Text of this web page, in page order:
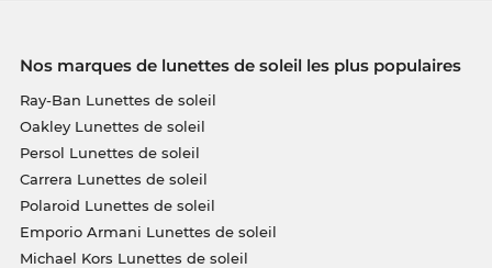
Nos marques de lunettes de soleil les plus populaires
Ray-Ban Lunettes de soleil
Oakley Lunettes de soleil
Persol Lunettes de soleil
Carrera Lunettes de soleil
Polaroid Lunettes de soleil
Emporio Armani Lunettes de soleil
Michael Kors Lunettes de soleil